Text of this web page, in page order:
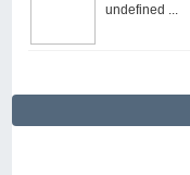
undefined ...